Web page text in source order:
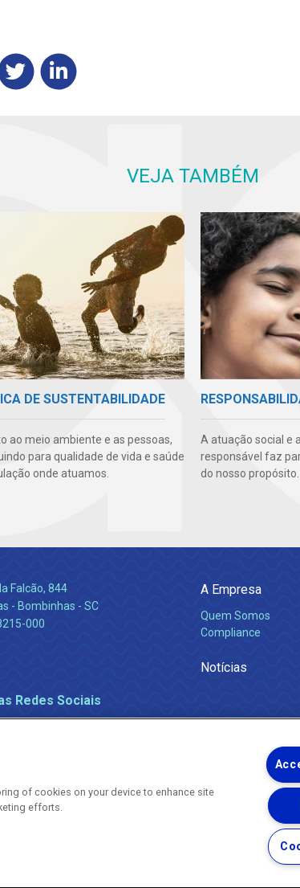
VEJA TAMBÉM
DE SUSTENTABILIDADE
ao meio ambiente e as pessoas,
para qualidade de vida e saúde
onde atuamos.
A atuação social e
responsável faz
do nosso propósito.
Falcão, 844
- Bombinhas - SC
000
Redes Sociais
A Empresa
Quem Somos
Compliance
Notícias
Copyright ® 2026 - Todos os
of cookies on your device to enhance site
efforts.